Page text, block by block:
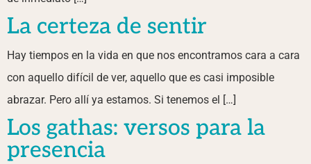
La certeza de sentir
Hay tiempos en la vida en que nos encontramos cara a cara
con aquello difícil de ver, aquello que es casi imposible
abrazar. Pero allí ya estamos. Si tenemos el […]
Los gathas: versos para la
presencia